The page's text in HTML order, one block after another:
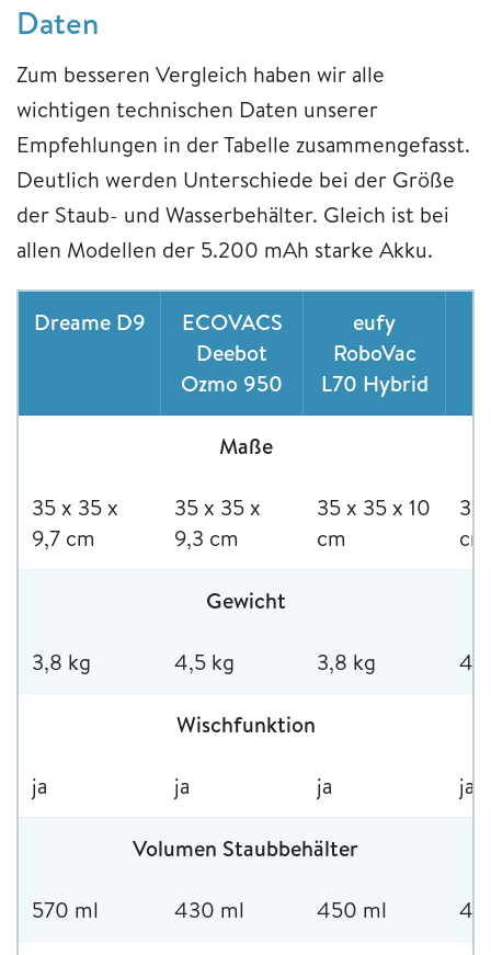
Daten
Zum besseren Vergleich haben wir alle
wichtigen technischen Daten unserer
Empfehlungen in der Tabelle zusammengefasst.
Deutlich werden Unterschiede bei der Größe
der Staub- und Wasserbehälter. Gleich ist bei
allen Modellen der 5.200 mAh starke Akku.
Dreame D9
ECOVACS
Deebot
Ozmo 950
eufy
RoboVac
L70 Hybrid
Maße
35 x 35 x
9,7 cm
35 x 35 x
9,3 cm
35 x 35 x 10
cm
35
cm
Gewicht
3,8 kg 4,5 kg 3,8 kg
Wischfunktion
ja ja ja ja
Volumen Staubbehälter
570 ml 430 ml 450 ml